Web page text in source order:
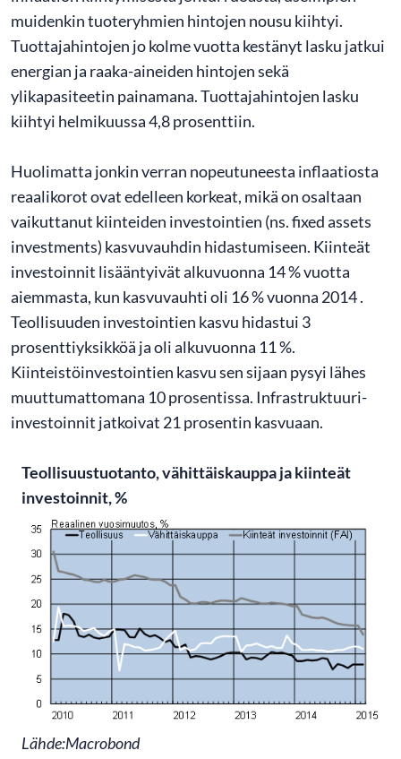
muidenkin tuoteryhmien hintojen nousu kiihtyi.
Tuottajahintojen jo kolme vuotta kestänyt lasku jatkui
energian ja raaka-aineiden hintojen sekä
ylikapasiteetin painamana. Tuottajahintojen lasku
kiihtyi helmikuussa 4,8 prosenttiin.
Huolimatta jonkin verran nopeutuneesta inflaatiosta
reaalikorot ovat edelleen korkeat, mikä on osaltaan
vaikuttanut kiinteiden investointien (ns. fixed assets
investments) kasvuvauhdin hidastumiseen. Kiinteät
investoinnit lisääntyivät alkuvuonna 14 % vuotta
aiemmasta, kun kasvuvauhti oli 16 % vuonna 2014 .
Teollisuuden investointien kasvu hidastui 3
prosenttiyksikköä ja oli alkuvuonna 11 %.
Kiinteistöinvestointien kasvu sen sijaan pysyi lähes
muuttumattomana 10 prosentissa. Infrastruktuuri-
investoinnit jatkoivat 21 prosentin kasvuaan.
Teollisuustuotanto, vähittäiskauppa ja kiinteät
investoinnit, %
Lähde:Macrobond